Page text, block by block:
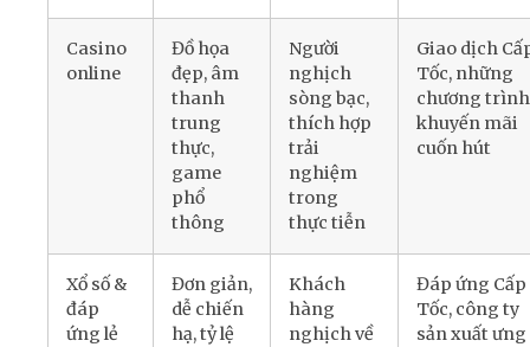
Casino
online
Đồ họa
đẹp, âm
thanh
trung
thực,
game
phổ
thông
Người
nghịch
sòng bạc,
thích hợp
trải
nghiệm
trong
thực tiễn
Giao dịch
Tốc, những
chương trình
khuyến mãi
cuốn hút
Xổ số &
đáp
ứng lẻ
Đơn giản,
dễ chiến
hạ, tỷ lệ
Khách
hàng
nghịch về
Đáp ứng Cấp
Tốc, công ty
sản xuất ưng